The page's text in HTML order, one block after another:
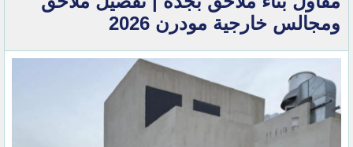
ومجالس خارجية مودرن 2026